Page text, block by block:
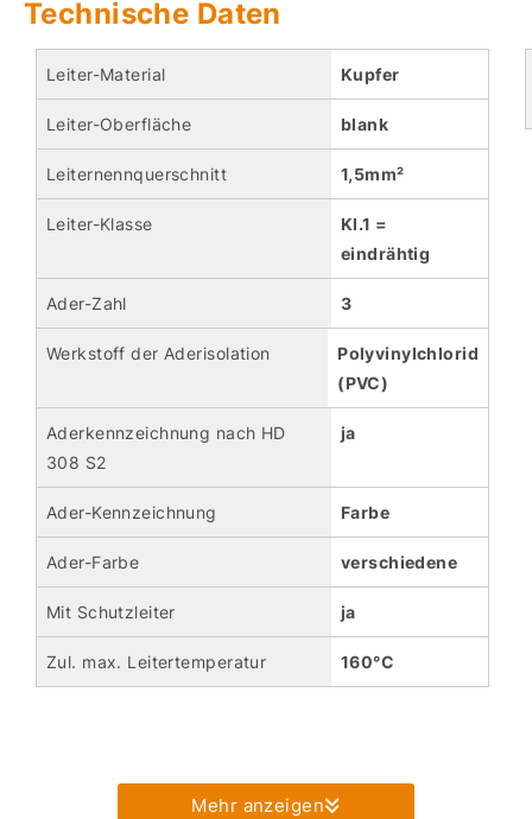
Technische Daten
Leiter-Material Kupfer
Leiter-Oberfläche blank
Leiternennquerschnitt 1,5mm²
Leiter-Klasse
Kl.1 =
eindrähtig
Ader-Zahl 3
Werkstoff der Aderisolation
Polyvinylchlorid
(PVC)
Aderkennzeichnung nach HD
308 S2
ja
Ader-Kennzeichnung Farbe
Ader-Farbe verschiedene
Mit Schutzleiter ja
Zul. max. Leitertemperatur 160°C
Mehr anzeigen